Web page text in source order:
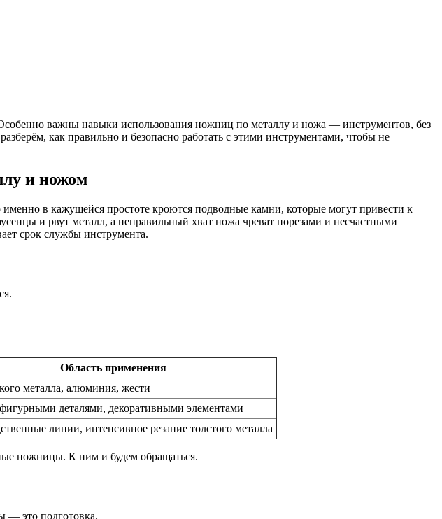
важны навыки использования ножниц по металлу и ножа — инструментов, без
как правильно и безопасно работать с этими инструментами, чтобы не
и ножом
в кажущейся простоте кроются подводные камни, которые могут привести к
и рвут металл, а неправильный хват ножа чреват порезами и несчастными
срок службы инструмента.
Область применения
металла, алюминия, жести
деталями, декоративными элементами
линии, интенсивное резание толстого металла
ножницы. К ним и будем обращаться.
— это подготовка.